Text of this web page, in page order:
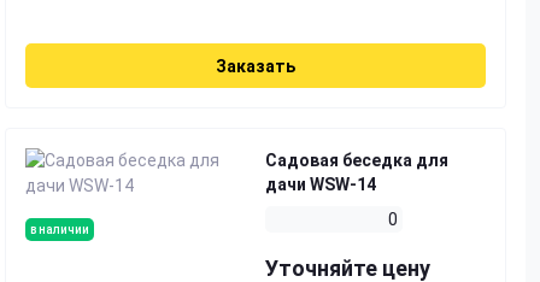
Заказать
в наличии
Садовая беседка для
дачи WSW-14
0
Уточняйте цену